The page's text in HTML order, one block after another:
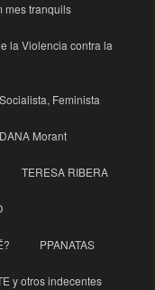
mes tranquils
la Violencia contra la
Socialista, Feminista
DANA Morant
TERESA RIBERA
PPANATAS
y otros indecentes